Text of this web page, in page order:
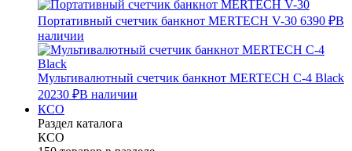
Портативный счетчик банкнот MERTECH V-30 6390 ₽В
наличии
Мультивалютный счетчик банкнот MERTECH C-4 Black
20230 ₽В наличии
КСО
Раздел каталога
КСО